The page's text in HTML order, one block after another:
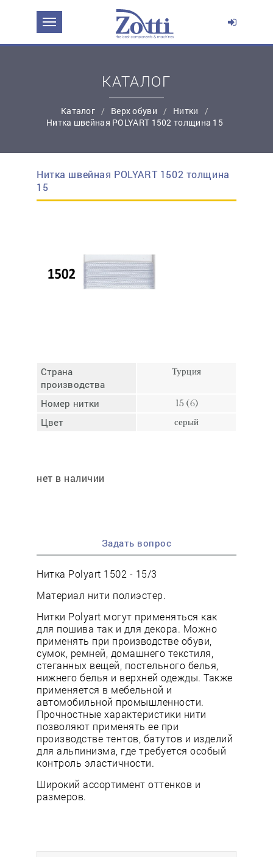
простую регистрацию
КАТАЛОГ
Каталог Верх обуви
Нитки
Нитка швейная POLYART 1502 толщина 15
Нитка швейная POLYART 1502 толщина
15
Страна
производства
Турция
Номер нитки 15 (6)
Цвет серый
нет в наличии
Задать вопрос
Нитка Polyart 1502 - 15/3
Материал нити полиэстер.
Нитки Polyart могут применяться как
для пошива так и для декора. Можно
применять при производстве обуви,
сумок, ремней, домашнего текстиля,
стеганных вещей, постельного белья,
нижнего белья и верхней одежды. Также
применяется в мебельной и
автомобильной промышленности.
Прочностные характеристики нити
позволяют применять ее при
производстве тентов, батутов и изделий
для альпинизма, где требуется особый
контроль эластичности.
Широкий ассортимент оттенков и
размеров.
ЗАДАТЬ ВОПРОС О ПРОДУКТЕ
Эл. почта:*
Контактный телефон:*
Ваш вопрос: